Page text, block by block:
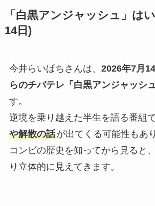
「白黒アンジャッシュ」は
14日)
今井らいぱちさんは、 2026年7月
らのチバテレ「白黒アンジャッシュ
す。
逆境を乗り越えた半生を語る番組で
や解散の話が出てくる可能性もあ
コンビの歴史を知ってから見ると
り立体的に見えてきます。